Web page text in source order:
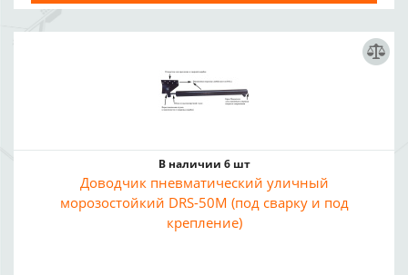
В наличии 6 шт
Доводчик пневматический уличный
морозостойкий DRS-50M (под сварку и под
крепление)